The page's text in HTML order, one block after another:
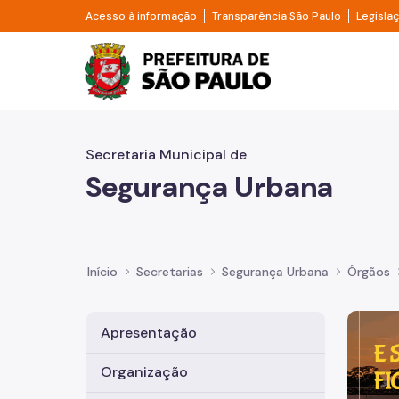
Pular para o Conteúdo principal
Acesso à informação Divisor de acesso à informação
Transparência São Paulo Divisor
Prefeitura de São
Secretaria Municipal de
Segurança Urbana
Início Secretarias Segurança Urbana Órgãos
Apresentação
Organização